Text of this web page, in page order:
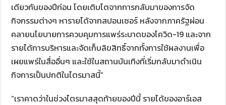
เดียวกันของปีก่อน โดยเติบโตจากการกลับมาของการจัด
กิจกรรมต่างๆ หารายได้จากสปอนเซอร์ หลังจากภาครัฐผ่อน
คลายนโยบายการควบคุมการแพร่ระบาดของโควิด-19 และจาก
รายได้การบริหารและจัดเก็บลิขสิทธิ์จากทั้งการใช้ผลงานเพื่อ
เผยแพร่ในสื่ออื่นๆ และใช้ในสถานบันเทิงที่เริ่มกลับมาดำเนิน
กิจการเป็นปกติในไตรมาสนี้”
“เราคาดว่าในช่วงไตรมาสสุดท้ายของปีนี้ รายได้ของอาร์เอส